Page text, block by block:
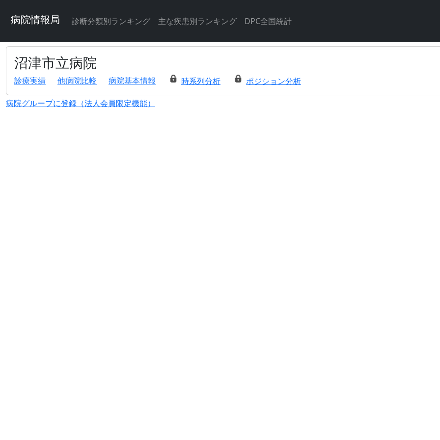
病院情報局 診断分類別ランキング 主な疾患別ランキング DPC全国統計
沼津市立病院
診療実績 他病院比較 病院基本情報 時系列分析 ポジション分析
病院グループに登録（法人会員限定機能）